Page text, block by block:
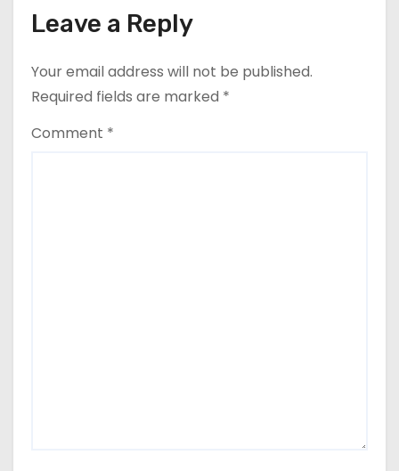
oLeave a Reply
Your email address will not be published.
Required fields are marked *
Comment *